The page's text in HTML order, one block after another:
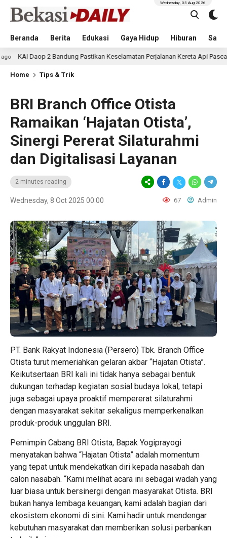
Beranda Berita Edukasi Gaya Hidup Hiburan
Wednesday, 05 Aug 2026
2 Bandung Pastikan Keselamatan Perjalanan Kereta Api Pasca Gempa
Home Tips & Trik
BRI Branch Office Otista
Ramaikan ‘Hajatan Otista’,
Sinergi Pererat Silaturahmi
dan Digitalisasi Layanan
2 minutes reading
Wednesday, 8 Oct 2025 00:00 67 Admin
PT. Bank Rakyat Indonesia (Persero) Tbk. Branch Office
Otista turut memeriahkan gelaran akbar “Hajatan Otista”.
Keikutsertaan BRI kali ini tidak hanya sebagai bentuk
dukungan terhadap kegiatan sosial budaya lokal, tetapi
juga sebagai upaya proaktif mempererat silaturahmi
dengan masyarakat sekitar sekaligus memperkenalkan
produk-produk unggulan BRI.
Pemimpin Cabang BRI Otista, Bapak Yogiprayogi
menyatakan bahwa “Hajatan Otista” adalah momentum
yang tepat untuk mendekatkan diri kepada nasabah dan
calon nasabah. “Kami melihat acara ini sebagai wadah yang
luar biasa untuk bersinergi dengan masyarakat Otista. BRI
bukan hanya lembaga keuangan, kami adalah bagian dari
ekosistem ekonomi di sini. Kami hadir untuk mendengar
kebutuhan masyarakat dan memberikan solusi perbankan